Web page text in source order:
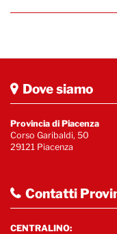
Dove siamo
Provincia di Piacenza
Corso Garibaldi, 50
29121 Piacenza
Contatti
CENTRALINO: